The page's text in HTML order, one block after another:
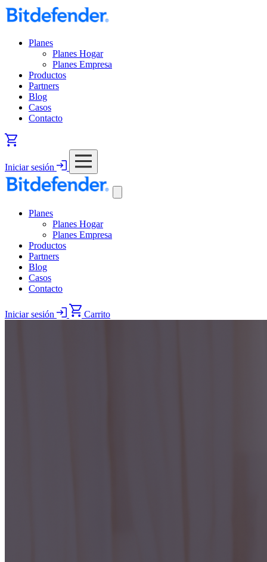
Planes
Planes Hogar
Planes Empresa
Productos
Partners
Blog
Casos
Contacto
Iniciar sesión
Planes
Planes Hogar
Planes Empresa
Productos
Partners
Blog
Casos
Contacto
Iniciar sesión Carrito